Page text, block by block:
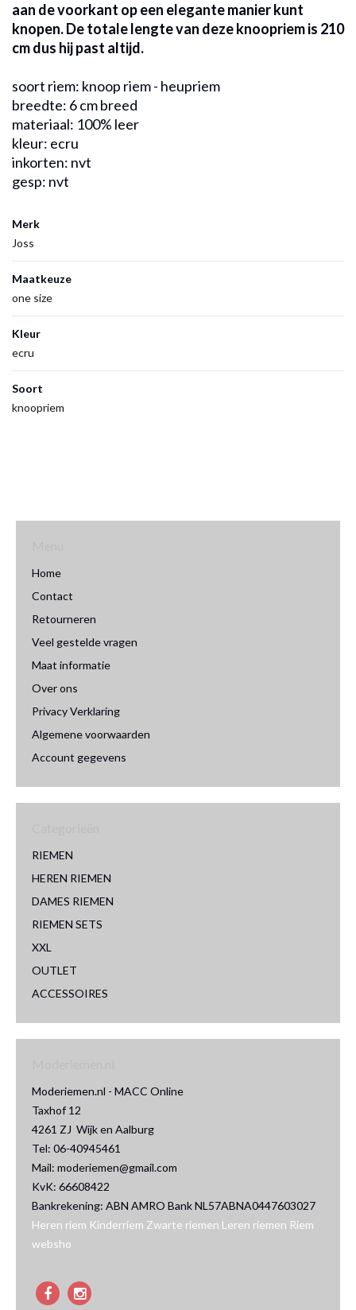
aan de voorkant op een elegante manier kunt
knopen. De totale lengte van deze knoopriem is 210
cm dus hij past altijd.
soort riem: knoop riem - heupriem
breedte: 6 cm breed
materiaal: 100% leer
kleur: ecru
inkorten: nvt
gesp: nvt
Merk
Joss
Maatkeuze
one size
Kleur
ecru
Soort
knoopriem
Home
Contact
Retourneren
Veel gestelde vragen
Maat informatie
Over ons
Privacy Verklaring
Algemene voorwaarden
Account gegevens
RIEMEN
HEREN RIEMEN
DAMES RIEMEN
RIEMEN SETS
XXL
OUTLET
ACCESSOIRES
Moderiemen.nl - MACC Online
Taxhof 12
4261 ZJ Wijk en Aalburg
Tel: 06-40945461
Mail: moderiemen@gmail.com
KvK: 66608422
Bankrekening: ABN AMRO Bank NL57ABNA0447603027
Heren riem Kinderriem Zwarte riemen Leren riemen Riem
websho